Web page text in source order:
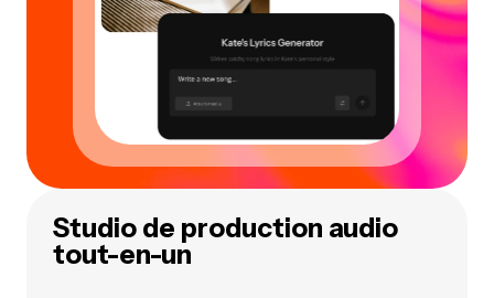
Studio de production audio
tout-en-un